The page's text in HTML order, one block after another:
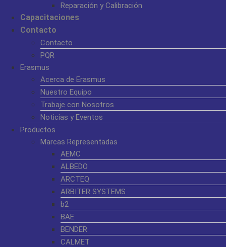
Reparación y Calibración
Capacitaciones
Contacto
Contacto
PQR
Erasmus
Acerca de Erasmus
Nuestro Equipo
Trabaje con Nosotros
Noticias y Eventos
Productos
Marcas Representadas
AEMC
ALBEDO
ARCTEQ
ARBITER SYSTEMS
b2
BAE
BENDER
CALMET